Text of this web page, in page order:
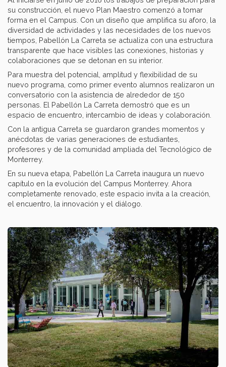
su construcción, el nuevo Plan Maestro comenzó a tomar
forma en el Campus. Con un diseño que amplifica su aforo, la
diversidad de actividades y las necesidades de los nuevos
tiempos, Pabellón La Carreta se actualiza con una estructura
transparente que hace visibles las conexiones, historias y
colaboraciones que se detonan en su interior.
Para muestra del potencial, amplitud y flexibilidad de su
nuevo programa, como primer evento alumnos realizaron un
conversatorio con la asistencia de alrededor de 150
personas. El Pabellón La Carreta demostró que es un
espacio de encuentro, intercambio de ideas y colaboración.
Con la antigua Carreta se guardaron grandes momentos y
anécdotas de varias generaciones de estudiantes,
profesores y de la comunidad ampliada del Tecnológico de
Monterrey.
En su nueva etapa, Pabellón La Carreta inaugura un nuevo
capítulo en la evolución del Campus Monterrey. Ahora
completamente renovado, este espacio invita a la creación,
el encuentro, la innovación y el diálogo.